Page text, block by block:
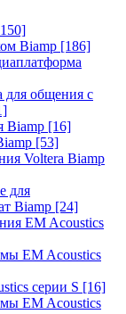
Biamp [186]
для общения с
Biamp [16]
[53]
Voltera Biamp
для
Biamp [24]
EM Acoustics
EM Acoustics
серии S [16]
EM Acoustics